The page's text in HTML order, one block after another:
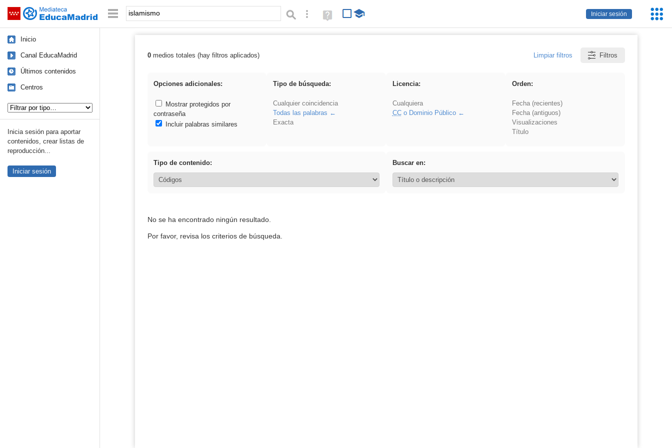
Saltar navegación
Iniciar sesión
Palabra o frase: Búsqueda avanzada
Ayuda
(en
Inicio
Canal EducaMadrid
Últimos contenidos
Centros
Inicia sesión para aportar
contenidos, crear listas de
reproducción...
Iniciar sesión
Resultados de: islamismo
0medios totales (hay filtros aplicados) Limpiar filtros Filtros
Opciones adicionales:
Mostrar protegidos por
contraseña
Incluir palabras similares
Tipo de búsqueda:
Cualquier coincidencia
Todas las palabras
Exacta
Licencia:
Cualquiera
CCo Dominio Público
Orden:
Fecha (recientes)
Fecha (antiguos)
Visualizaciones
Título
Tipo de contenido: Buscar en:
No se ha encontrado ningún resultado.
Por favor, revisa los criterios de búsqueda.